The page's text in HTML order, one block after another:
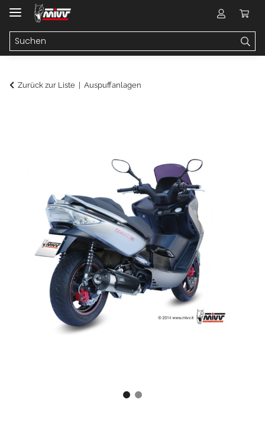
Zurück zur Liste Auspuffanlagen